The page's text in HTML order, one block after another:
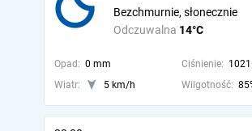
Odczuwalna 14°C
Bezchmurnie, słonecznie
Opad: 0 mm Ciśnienie:
Wiatr:
5 km/h Wilgotność: